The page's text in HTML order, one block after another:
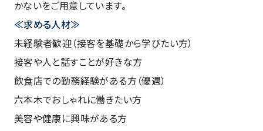
かないをご用意しています。
≪求める人材≫
未経験者歓迎（接客を基礎から学びたい方）
接客や人と話すことが好きな方
飲食店での勤務経験がある方（優遇）
六本木でおしゃれに働きたい方
美容や健康に興味がある方